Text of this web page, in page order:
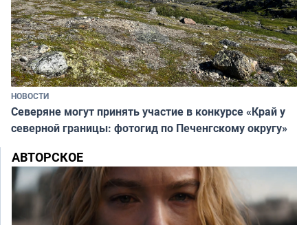
НОВОСТИ
Северяне могут принять участие в конкурсе «Край у
северной границы: фотогид по Печенгскому округу»
АВТОРСКОЕ